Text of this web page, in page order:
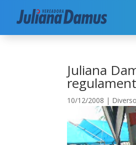
Início|Diversos
Juliana
10/12/2008 |